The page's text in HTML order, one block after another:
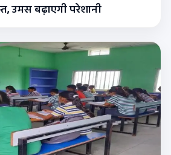
उमस बढ़ाएगी परेशानी